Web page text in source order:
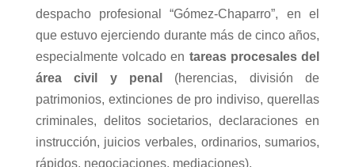
despacho profesional “Gómez-Chaparro”, en el
que estuvo ejerciendo durante más de cinco años,
especialmente volcado en tareas procesales del
área civil y penal
(herencias, división de
patrimonios, extinciones de pro indiviso, querellas
criminales, delitos societarios, declaraciones en
instrucción, juicios verbales, ordinarios, sumarios,
rápidos, negociaciones, mediaciones).